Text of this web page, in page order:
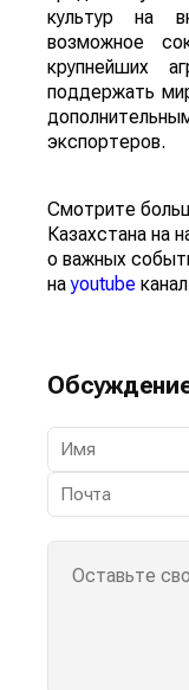
культур на
возможное
крупнейших
поддержать
экспортеров.
Смотрите
Казахстана на
о важных
наyoutube